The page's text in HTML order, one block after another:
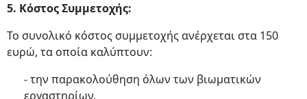
5. Κόστος Συμμετοχής:
Το συνολικό κόστος συμμετοχής ανέρχεται στα 150
ευρώ, τα οποία καλύπτουν:
- την παρακολούθηση όλων των βιωματικών
εργαστηρίων,